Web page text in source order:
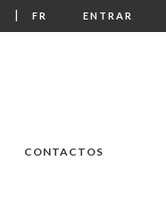
| FR ENTRAR
CONTACTOS